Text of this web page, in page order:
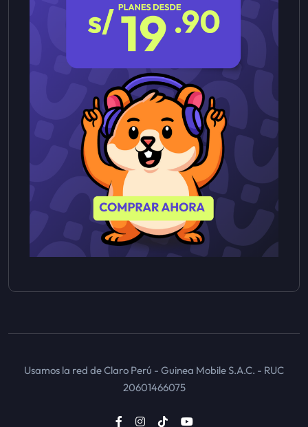
Usamos la red de Claro Perú - Guinea Mobile S.A.C. - RUC
20601466075